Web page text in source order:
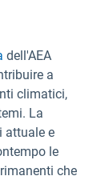
dell'AEA
a
climatici,
La
attuale e
le
che